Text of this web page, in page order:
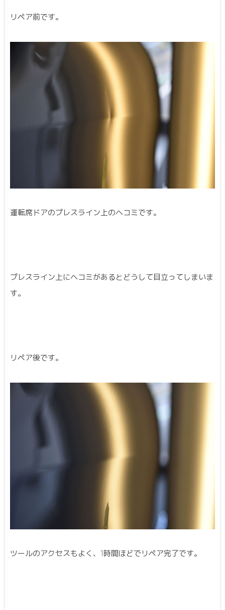
リペア前です。
運転席ドアのプレスライン上のヘコミです。
プレスライン上にヘコミがあるとどうして目立ってしまいま
す。
リペア後です。
ツールのアクセスもよく、1時間ほどでリペア完了です。